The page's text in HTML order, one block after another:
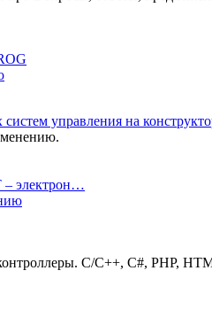
управления на
– электрон…
C/C++, C#, PHP,